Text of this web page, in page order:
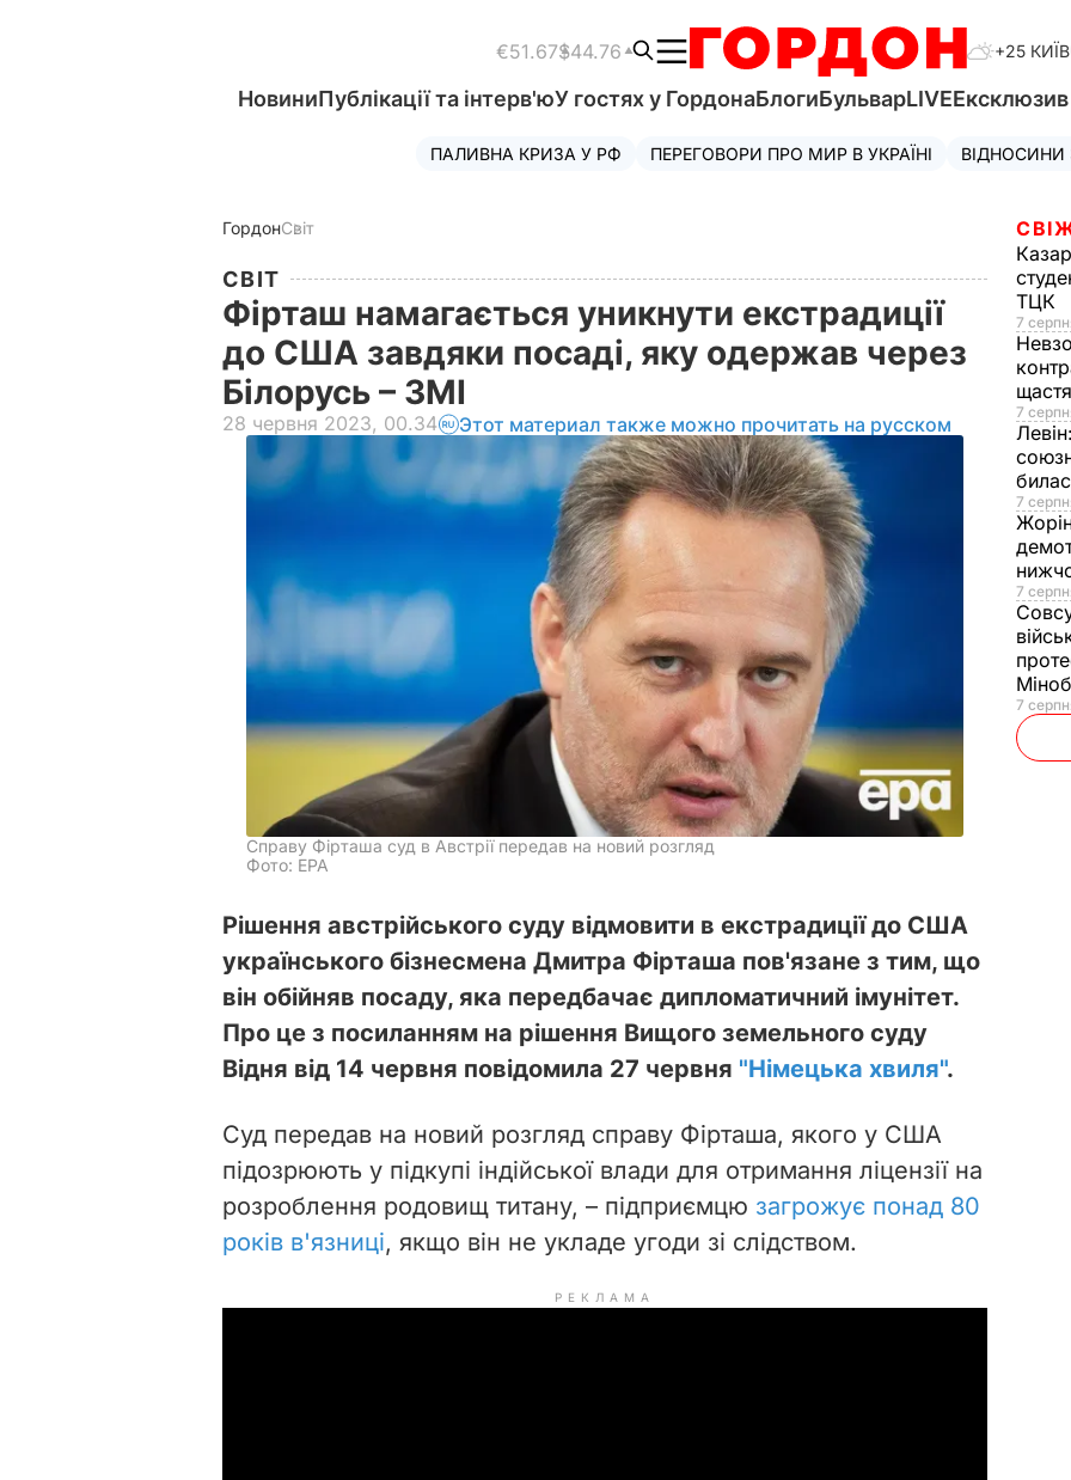
€51.67$44.76 +25 КИЇВ
НовиниПублікації та інтерв'юУ гостях у ГордонаБлогиБульварLIVEЕксклюзив
ПАЛИВНА КРИЗА У РФ ПЕРЕГОВОРИ ПРО МИР В УКРАЇНІ
ГордонСвіт
СВІТ
Фірташ намагається уникнути екстрадиції
до США завдяки посаді, яку одержав через
Білорусь – ЗМІ
28 червня 2023, 00.34 Этот материал также можно прочитать на русском
Справу Фірташа суд в Австрії передав на новий розгляд
Фото: ЕРА
Рішення австрійського суду відмовити в екстрадиції до США
українського бізнесмена Дмитра Фірташа пов'язане з тим, що
він обійняв посаду, яка передбачає дипломатичний імунітет.
Про це з посиланням на рішення Вищого земельного суду
Відня від 14 червня повідомила 27 червня "Німецька хвиля".
Суд передав на новий розгляд справу Фірташа, якого у США
підозрюють у підкупі індійської влади для отримання ліцензії на
розроблення родовищ титану, – підприємцю загрожує понад 80
років в'язниці, якщо він не укладе угоди зі слідством.
РЕКЛАМА
ТЦК
7
щастя
7
Левін:
7
7
7